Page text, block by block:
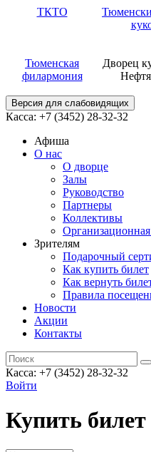
ТКТО
Тюменская
филармония
Дворец
Версия для слабовидящих
Касса: +7 (3452) 28-32-32
Афиша
О нас
О дворце
Залы
Руководство
Партнеры
Коллективы
Организационная
Зрителям
Подарочный
Как купить билет
Как вернуть
Правила
Новости
Акции
Контакты
Касса: +7 (3452) 28-32-32
Войти
Купить билет